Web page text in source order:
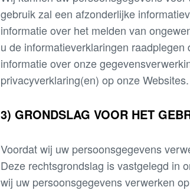
gebruik zal een afzonderlijke
informatie over het melden van
u de informatieverklaringen
informatie over onze
privacyverklaring(en) op onze Websites.
3) GRONDSLAG VOOR HET
Voordat wij uw persoonsgegevens
Deze rechtsgrondslag is vastgelegd in
wij uw persoonsgegevens verwerken